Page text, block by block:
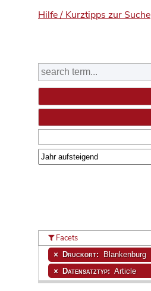
Hilfe / Kurztipps zur Suche
Facets
Druckort: Blankenburg
Datensatztyp: Article